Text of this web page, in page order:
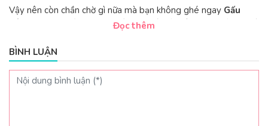
chọn
trên
trang
chọn
trên
Vậy nên còn chần chờ gì nữa mà bạn không ghé ngay Gấu
Bông Online
để chọn cho mình 1 chú gấu bông cao cấp ưng ý
Đọc thêm
BÌNH LUẬN